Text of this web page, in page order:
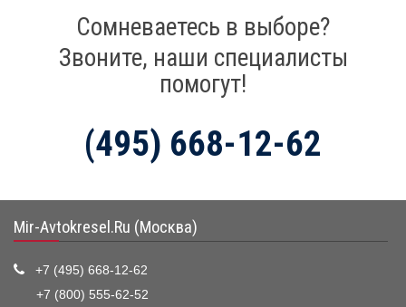
Сомневаетесь в выборе?
Звоните, наши специалисты
помогут!
(495) 668-12-62
Mir-Avtokresel.Ru (Москва)
+7 (495) 668-12-62
+7 (800) 555-62-52